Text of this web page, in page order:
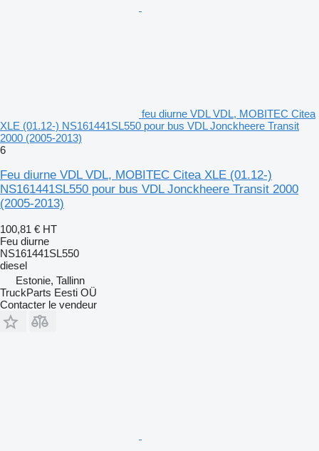
feu diurne VDL VDL, MOBITEC Citea
XLE (01.12-) NS161441SL550 pour bus VDL Jonckheere Transit
2000 (2005-2013)
6
Feu diurne VDL VDL, MOBITEC Citea XLE (01.12-)
NS161441SL550 pour bus VDL Jonckheere Transit 2000
(2005-2013)
100,81 € HT
Feu diurne
NS161441SL550
diesel
Estonie, Tallinn
TruckParts Eesti OÜ
Contacter le vendeur